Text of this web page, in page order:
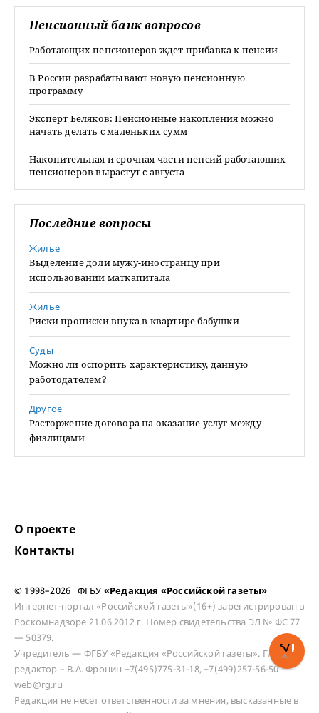
Пенсионный банк вопросов
Работающих пенсионеров ждет прибавка к пенсии
В России разрабатывают новую пенсионную
программу
Эксперт Беляков: Пенсионные накопления можно
начать делать с маленьких сумм
Накопительная и срочная части пенсий работающих
пенсионеров вырастут с августа
Последние вопросы
Жилье
Выделение доли мужу-иностранцу при
использовании маткапитала
Жилье
Риски прописки внука в квартире бабушки
Суды
Можно ли оспорить характеристику, данную
работодателем?
Другое
Расторжение договора на оказание услуг между
физлицами
О проекте
Контакты
© 1998–2026 ФГБУ «Редакция «Российской газеты»
Интернет-портал «Российской газеты»(16+) зарегистрирован в
Роскомнадзоре 21.06.2012 г. Номер свидетельства ЭЛ № ФС 77
— 50379.
Учредитель — ФГБУ «Редакция «Российской газеты». Главный
редактор – В.А. Фронин +7(495)775-31-18, +7(499)257-56-50
web@rg.ru
Редакция не несет ответственности за мнения, высказанные в